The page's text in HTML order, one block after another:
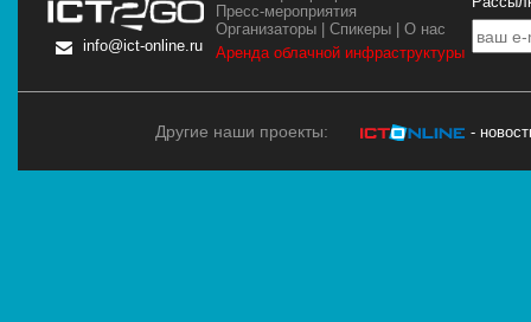
info@ict-online.ru
Пресс-мероприятия
Организаторы |Спикеры |О нас
Аренда облачной инфраструктуры
Другие наши проекты: -